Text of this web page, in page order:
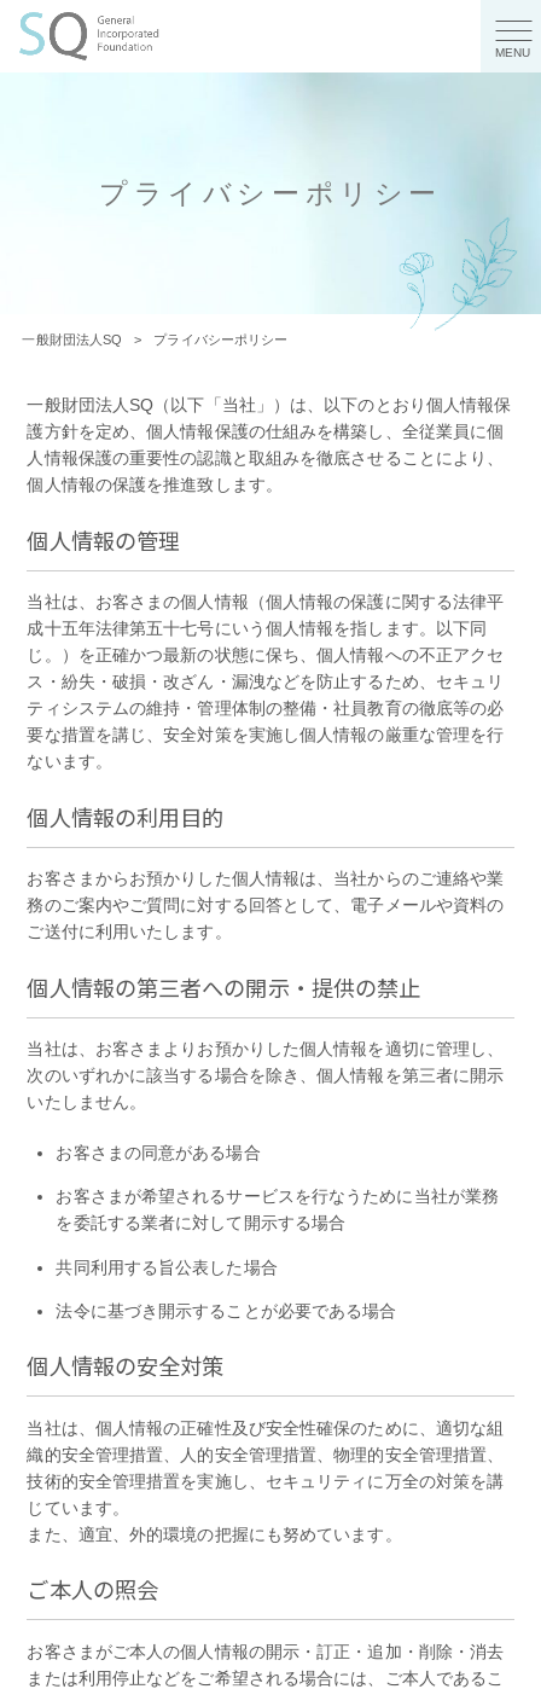
MENU
プライバシーポリシー
一般財団法人SQ > プライバシーポリシー
一般財団法人SQ（以下「当社」）は、以下のとおり個人情報保
護方針を定め、個人情報保護の仕組みを構築し、全従業員に個
人情報保護の重要性の認識と取組みを徹底させることにより、
個人情報の保護を推進致します。
個人情報の管理
当社は、お客さまの個人情報（個人情報の保護に関する法律平
成十五年法律第五十七号にいう個人情報を指します。以下同
じ。）を正確かつ最新の状態に保ち、個人情報への不正アクセ
ス・紛失・破損・改ざん・漏洩などを防止するため、セキュリ
ティシステムの維持・管理体制の整備・社員教育の徹底等の必
要な措置を講じ、安全対策を実施し個人情報の厳重な管理を行
ないます。
個人情報の利用目的
お客さまからお預かりした個人情報は、当社からのご連絡や業
務のご案内やご質問に対する回答として、電子メールや資料の
ご送付に利用いたします。
個人情報の第三者への開示・提供の禁止
当社は、お客さまよりお預かりした個人情報を適切に管理し、
次のいずれかに該当する場合を除き、個人情報を第三者に開示
いたしません。
お客さまの同意がある場合
お客さまが希望されるサービスを行なうために当社が業務
を委託する業者に対して開示する場合
共同利用する旨公表した場合
法令に基づき開示することが必要である場合
個人情報の安全対策
当社は、個人情報の正確性及び安全性確保のために、適切な組
織的安全管理措置、人的安全管理措置、物理的安全管理措置、
技術的安全管理措置を実施し、セキュリティに万全の対策を講
じています。
また、適宜、外的環境の把握にも努めています。
ご本人の照会
お客さまがご本人の個人情報の開示・訂正・追加・削除・消去
または利用停止などをご希望される場合には、ご本人であるこ